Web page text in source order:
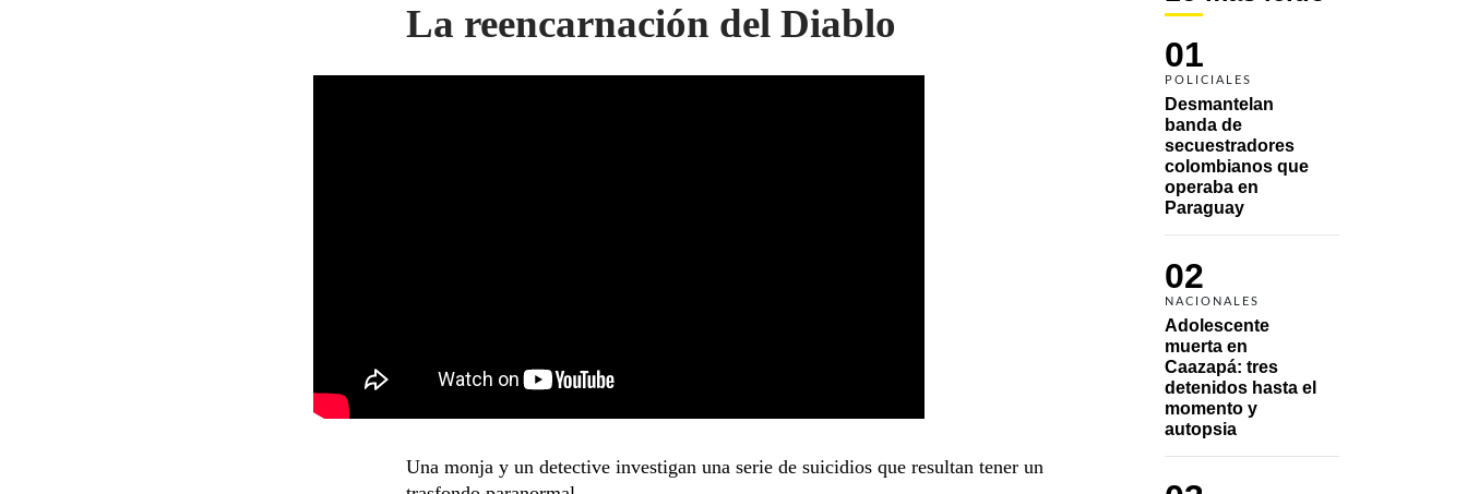
01
POLICIALES
Desmantelan
banda de
secuestradores
colombianos que
operaba en
Paraguay
02
NACIONALES
Adolescente
muerta en
Caazapá: tres
detenidos hasta el
momento y
autopsia
La reencarnación del Diablo
Una monja y un detective investigan una serie de suicidios que resultan tener un